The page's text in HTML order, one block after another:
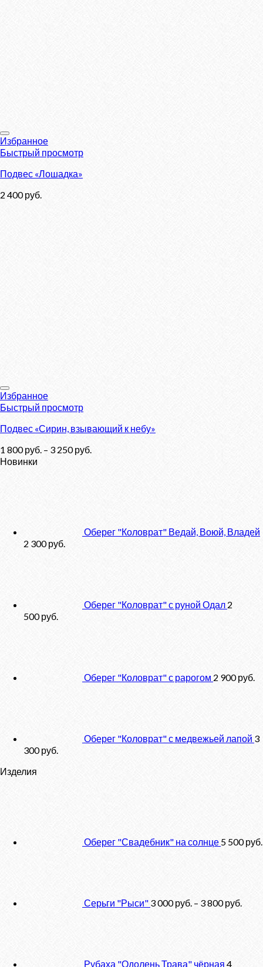
Избранное
Быстрый просмотр
Подвес «Лошадка»
2 400руб.
Избранное
Быстрый просмотр
Подвес «Сирин, взывающий к небу»
1 800руб. – 3 250руб.
Новинки
Оберег "Коловрат" Ведай, Воюй, Владей
2 300руб.
Оберег "Коловрат" с руной Одал 2
500руб.
Оберег "Коловрат" с рарогом 2 900руб.
Оберег "Коловрат" с медвежьей лапой 3
300руб.
Изделия
Оберег "Свадебник" на солнце 5 500руб.
Серьги "Рыси" 3 000руб. – 3 800руб.
Рубаха "Одолень Трава" чёрная 4